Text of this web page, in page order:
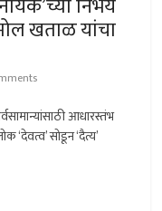
निर्भय
खताळ यांचा
आधारस्तंभ
‘देवत्व’ सोडून ‘दैत्य’